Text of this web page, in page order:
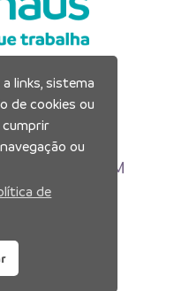
Manaus
73
Manaus-AM
110
links, sistema
de cookies ou
cumprir
ou
de